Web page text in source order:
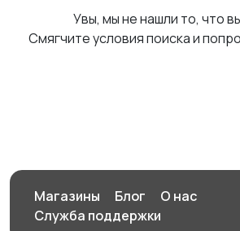
Увы, мы не нашли то, что
Смягчите условия поиска и
Магазины Блог
О нас
Служба поддержки